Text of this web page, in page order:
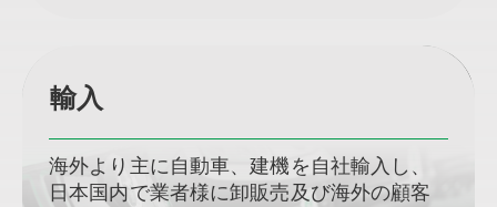
輸入
海外より主に自動車、建機を自社輸入し、
日本国内で業者様に卸販売及び海外の顧客